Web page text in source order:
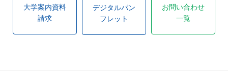
大学案内資料
請求
デジタルパン
フレット
お問い合わせ
一覧